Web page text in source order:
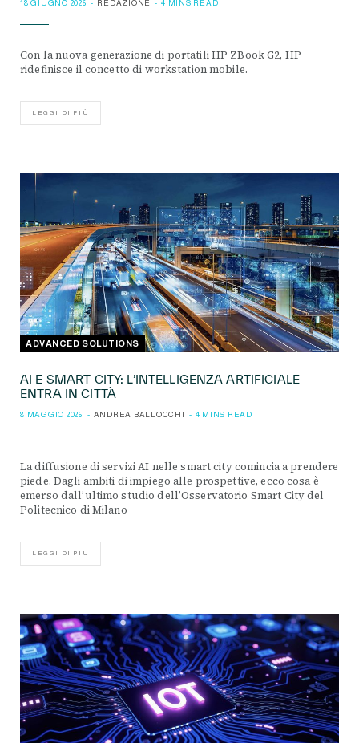
18 GIUGNO 2026 REDAZIONE 4 MINS READ
Con la nuova generazione di portatili HP ZBook G2, HP
ridefinisce il concetto di workstation mobile.
LEGGI DI PIÙ
ADVANCED SOLUTIONS
AI E SMART CITY: L’INTELLIGENZA ARTIFICIALE
ENTRA IN CITTÀ
8 MAGGIO 2026 ANDREA BALLOCCHI 4 MINS READ
La diffusione di servizi AI nelle smart city comincia a prendere
piede. Dagli ambiti di impiego alle prospettive, ecco cosa è
emerso dall’ultimo studio dell’Osservatorio Smart City del
Politecnico di Milano
LEGGI DI PIÙ